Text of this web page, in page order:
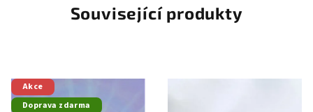
Související produkty
Akce
Doprava zdarma